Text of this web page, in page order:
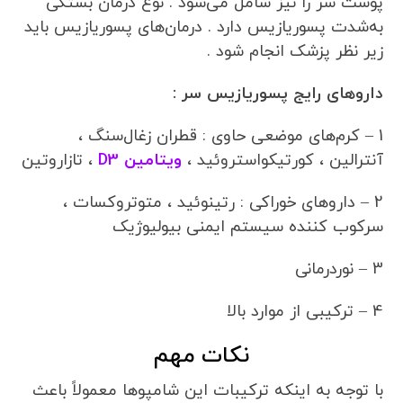
به‌شدت پسوریازیس دارد . درمان‌های پسوریازیس باید
زیر نظر پزشک انجام شود .
داروهای رایج پسوریازیس سر :
1 – کرم‌های موضعی حاوی : قطران زغال‌سنگ ،
آنترالین ، کورتیکواستروئید ، ویتامین D3
، تازاروتین
2 – داروهای خوراکی : رتینوئید ، متوتروکسات ،
سرکوب کننده سیستم ایمنی بیولیوژیک
3 – نوردرمانی
4 – ترکیبی از موارد بالا
نکات مهم
با توجه به اینکه ترکیبات این شامپوها معمولاً باعث